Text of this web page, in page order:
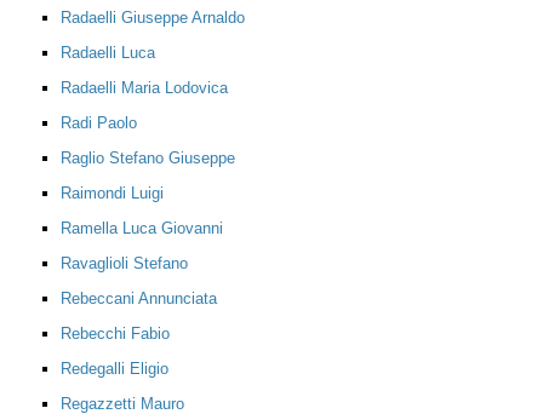
Radaelli Giuseppe Arnaldo
Radaelli Luca
Radaelli Maria Lodovica
Radi Paolo
Raglio Stefano Giuseppe
Raimondi Luigi
Ramella Luca Giovanni
Ravaglioli Stefano
Rebeccani Annunciata
Rebecchi Fabio
Redegalli Eligio
Regazzetti Mauro